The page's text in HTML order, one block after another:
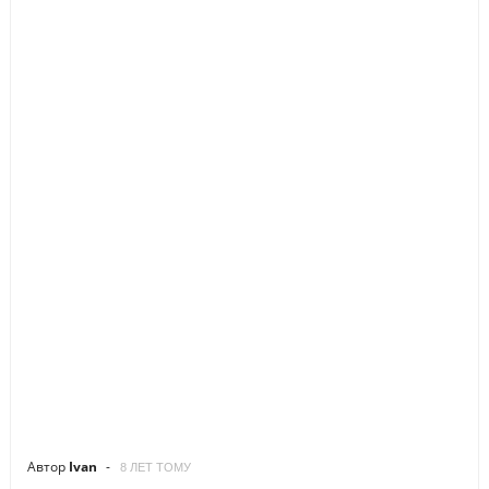
Автор Ivan 8 ЛЕТ ТОМУ